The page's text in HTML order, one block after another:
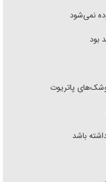
نمی‌شود
بود
پاتریوت
باشد